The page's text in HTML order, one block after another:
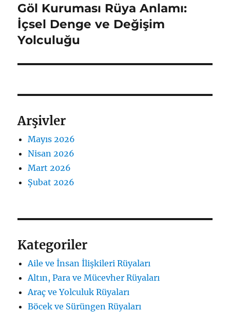
Sonraki
yazı:
Göl Kuruması Rüya Anlamı:
İçsel Denge ve Değişim
Yolculuğu
Arşivler
Mayıs 2026
Nisan 2026
Mart 2026
Şubat 2026
Kategoriler
Aile ve İnsan İlişkileri Rüyaları
Altın, Para ve Mücevher Rüyaları
Araç ve Yolculuk Rüyaları
Böcek ve Sürüngen Rüyaları